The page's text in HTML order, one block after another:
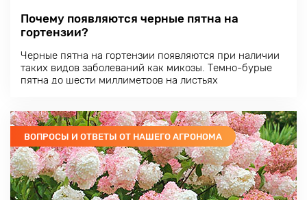
Почему появляются черные пятна на
гортензии?
Черные пятна на гортензии появляются при наличии
таких видов заболеваний как микозы. Темно-бурые
пятна до шести миллиметров на листьях
ВОПРОСЫ И ОТВЕТЫ ОТ НАШЕГО АГРОНОМА